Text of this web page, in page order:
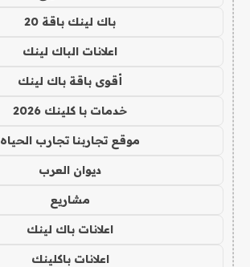
باك لينك باقة 20
اعلانات الباك لينك
أقوى باقة باك لينك
خدمات با كلينك 2026
موقع تجاربنا تجارب الحياه
ديوان العرب
مشاريع
اعلانات باك لينك
اعلانات باكلينك